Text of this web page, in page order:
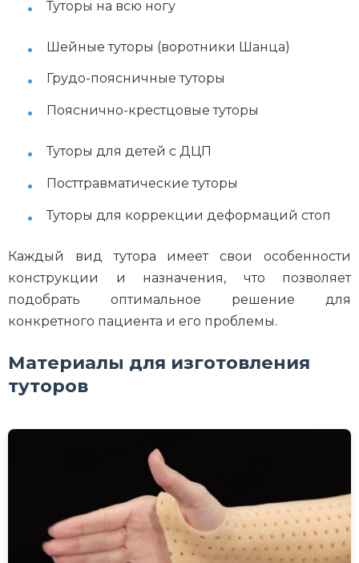
Туторы на всю ногу
Шейные туторы (воротники Шанца)
Грудо-поясничные туторы
Пояснично-крестцовые туторы
Туторы для детей с ДЦП
Посттравматические туторы
Туторы для коррекции деформаций стоп
Каждый вид тутора имеет свои особенности
конструкции и назначения, что позволяет
подобрать оптимальное решение для
конкретного пациента и его проблемы.
Материалы для изготовления
туторов